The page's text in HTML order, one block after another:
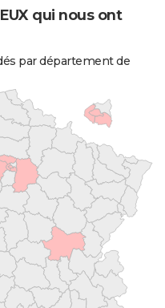
qui nous ont
par département de